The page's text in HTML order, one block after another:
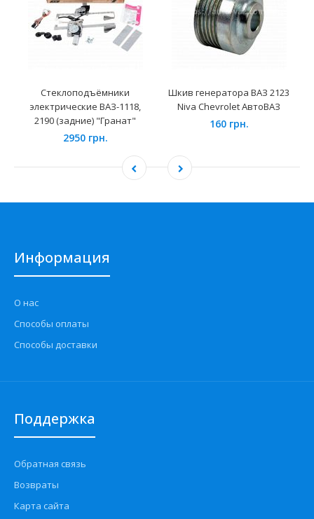
Стеклоподъёмники
электрические ВАЗ-1118,
2190 (задние) "Гранат"
2950 грн.
Шкив генератора ВАЗ 2123
Niva Chevrolet АвтоВАЗ
160 грн.
Информация
О нас
Способы оплаты
Способы доставки
Поддержка
Обратная связь
Возвраты
Карта сайта